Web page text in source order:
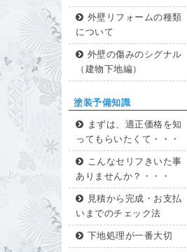
外壁リフォームの種類
について
外壁の傷みのシグナル
（建物下地編）
塗装予備知識
まずは、適正価格を知
ってもらいたくて・・・
こんなセリフきいた事
ありませんか？・・・
見積から完成・お支払
いまでのチェック法
下地処理が一番大切